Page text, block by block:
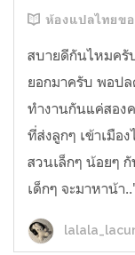
ห้องแปลไทยข
สบายดีกันไหมครั
ยอกมาครับ พอปล
ทำงานกันแค่สอง
ที่ส่งลูกๆ เข้าเมือ
สวนเล็กๆ น้อยๆ
เด็กๆ จะมาหาน้า